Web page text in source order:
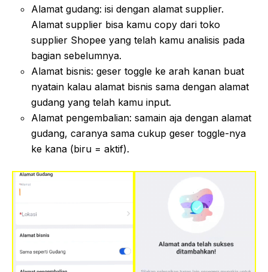
Alamat gudang: isi dengan alamat supplier.
Alamat supplier bisa kamu copy dari toko
supplier Shopee yang telah kamu analisis pada
bagian sebelumnya.
Alamat bisnis: geser toggle ke arah kanan buat
nyatain kalau alamat bisnis sama dengan alamat
gudang yang telah kamu input.
Alamat pengembalian: samain aja dengan alamat
gudang, caranya sama cukup geser toggle-nya
ke kana (biru = aktif).